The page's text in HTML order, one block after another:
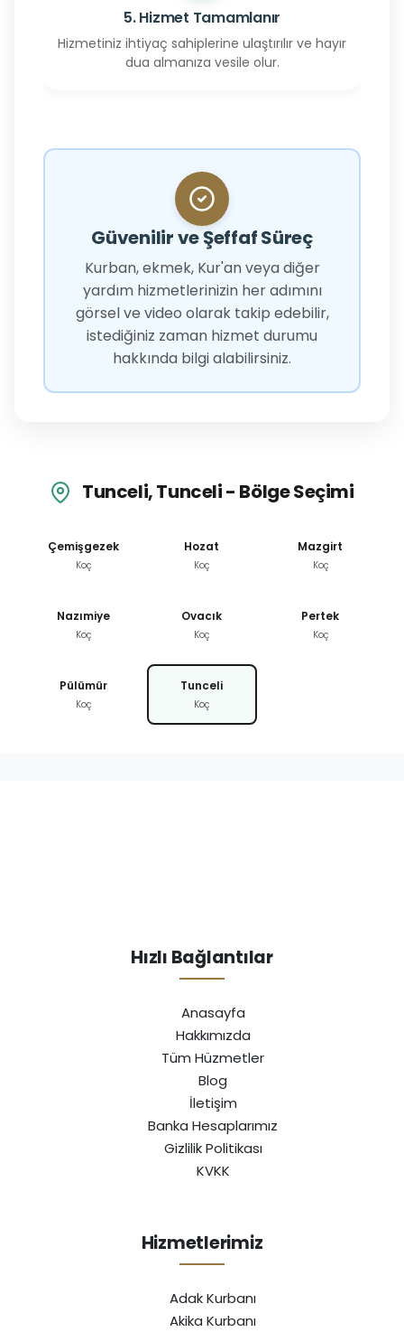
5. Hizmet Tamamlanır
Hizmetiniz ihtiyaç sahiplerine ulaştırılır ve hayır
dua almanıza vesile olur.
Güvenilir ve Şeffaf Süreç
Kurban, ekmek, Kur'an veya diğer
yardım hizmetlerinizin her adımını
görsel ve video olarak takip edebilir,
istediğiniz zaman hizmet durumu
hakkında bilgi alabilirsiniz.
Tunceli, Tunceli - Bölge Seçimi
Çemişgezek
Koç
Hozat
Koç
Mazgirt
Koç
Nazımiye
Koç
Ovacık
Koç
Pertek
Koç
Pülümür
Koç
Tunceli
Koç
Hızlı Bağlantılar
Anasayfa
Hakkımızda
Tüm Hüzmetler
Blog
İletişim
Banka Hesaplarımız
Gizlilik Politikası
KVKK
Hizmetlerimiz
Adak Kurbanı
Akika Kurbanı